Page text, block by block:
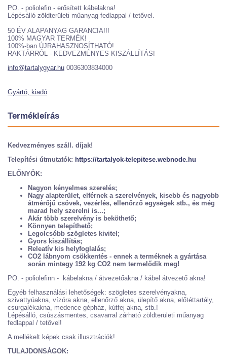
PO. - poliolefin - erősített kábelakna!
Lépésálló zöldterületi műanyag fedlappal / tetővel.
50 ÉV ALAPANYAG GARANCIA!!!
100% MAGYAR TERMÉK!
100%-ban ÚJRAHASZNOSÍTHATÓ!
RAKTÁRRÓL - KEDVEZMÉNYES KISZÁLLÍTÁS!
info@tartalygyar.hu 0036303834000
Gyártó, kiadó
Termékleírás
Kedvezményes száll. díjak!
Telepítési útmutatók: https://tartalyok-telepitese.webnode.hu
ELŐNYÖK:
Nagyon kényelmes szerelés;
Nagy alapterület, elférnek a szerelvények, kisebb és nagyobb
átmérőjű csövek, vezérlés, ellenőrző egységek stb., és még
marad hely szerelni is...;
Akár több szerelvény is beköthető;
Könnyen telepíthető;
Legolcsóbb szögletes kivitel;
Gyors kiszállítás;
Releatív kis helyfoglalás;
CO2 lábnyom csökkentés - ennek a terméknek a gyártása
során mintegy 192 kg CO2 nem termelődik meg!
PO. - poliolefinn - kábelakna / átvezetőakna / kábel átvezető akna!
Egyéb felhasználási lehetőségek: szögletes szerelvényakna,
szivattyúakna, vízóra akna, ellenőrző akna, ülepítő akna, előtéttartály,
csurgalékakna, medence gépház, kútfej akna, stb.!
Lépésálló, csúszásmentes, csavarral zárható zöldterületi műanyag
fedlappal / tetővel!
A mellékelt képek csak illusztrációk!
TULAJDONSÁGOK: